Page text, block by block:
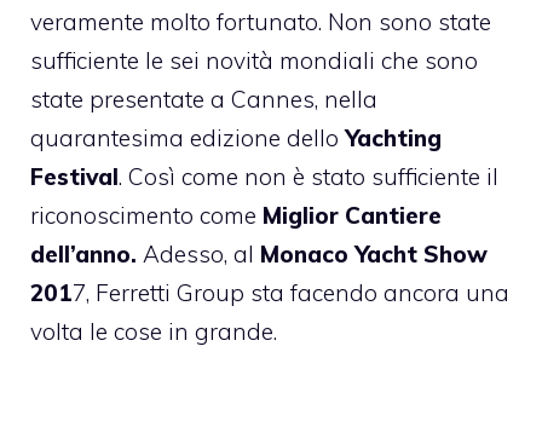
veramente molto fortunato. Non sono state
sufficiente le sei novità mondiali che sono
state presentate a Cannes, nella
quarantesima edizione dello Yachting
Festival. Così come non è stato sufficiente il
riconoscimento come Miglior Cantiere
dell’anno. Adesso, al Monaco Yacht Show
2017, Ferretti Group sta facendo ancora una
volta le cose in grande.